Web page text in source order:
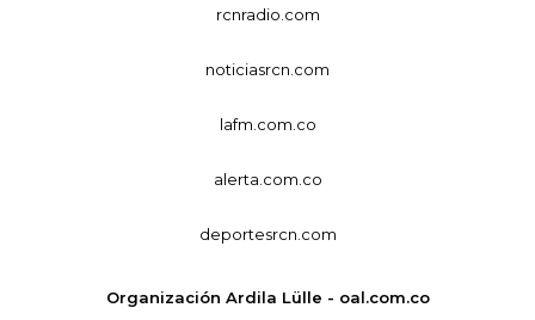
rcnradio.com
noticiasrcn.com
lafm.com.co
alerta.com.co
deportesrcn.com
Organización Ardila Lülle - oal.com.co